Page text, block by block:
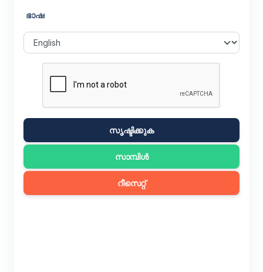
ഭാഷ
സൃഷ്ടിക്കുക
സാമ്പിൾ
റീസെറ്റ്